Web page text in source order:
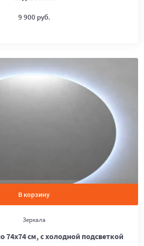
9 900 руб.
В корзину
Зеркала
74х74 см, с холодной подсветкой